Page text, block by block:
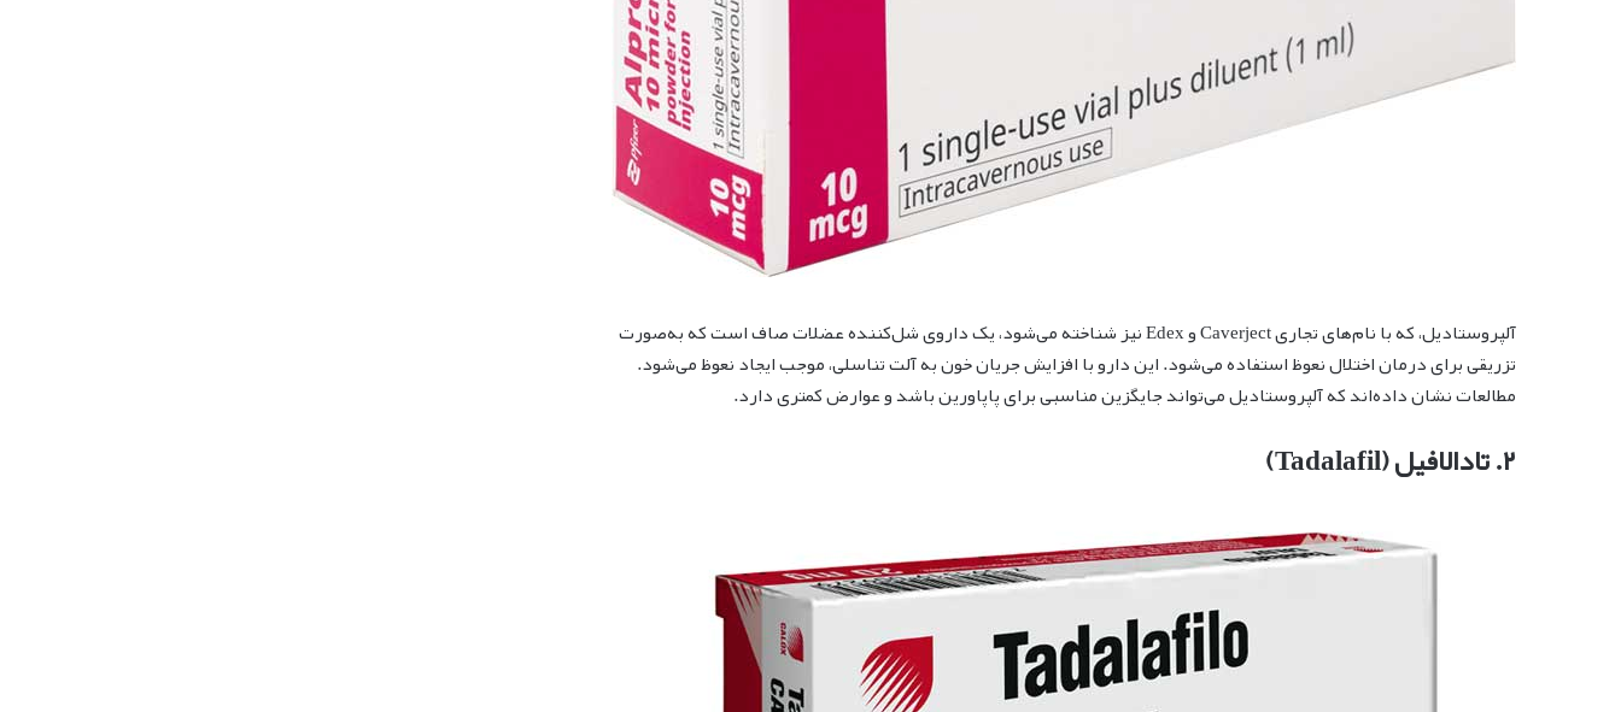
آلپروستادیل، که با نام‌های تجاری Caverject و Edex نیز شناخته می‌شود، یک داروی شل‌کننده عضلات صاف است که به‌صورت
تزریقی برای درمان اختلال نعوظ استفاده می‌شود. این دارو با افزایش جریان خون به آلت تناسلی، موجب ایجاد نعوظ می‌شود.
مطالعات نشان داده‌اند که آلپروستادیل می‌تواند جایگزین مناسبی برای پاپاورین باشد و عوارض کمتری دارد.
۲. تادالافیل (Tadalafil)